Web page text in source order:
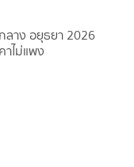
ลาง อยุธยา 2026
ไม่แพง